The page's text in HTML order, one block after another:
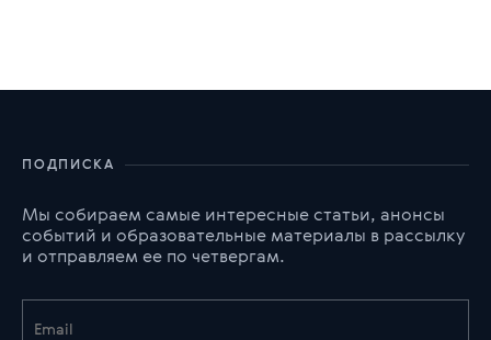
ПОДПИСКА
Мы собираем самые интересные статьи, анонсы
событий и образовательные материалы в рассылку
и отправляем ее по четвергам.